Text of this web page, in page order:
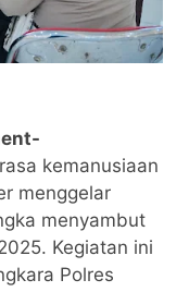
kemanusiaan
menggelar
menyambut
Kegiatan ini
Polres